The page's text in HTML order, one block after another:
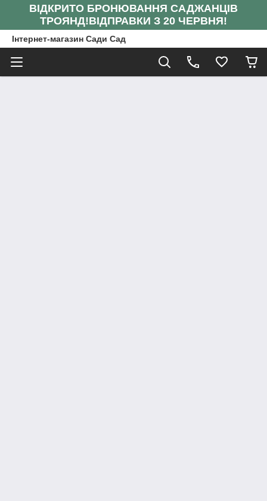
ВІДКРИТО БРОНЮВАННЯ САДЖАНЦІВ
ТРОЯНД!ВІДПРАВКИ З 20 ЧЕРВНЯ!
Інтернет-магазин Сади Сад